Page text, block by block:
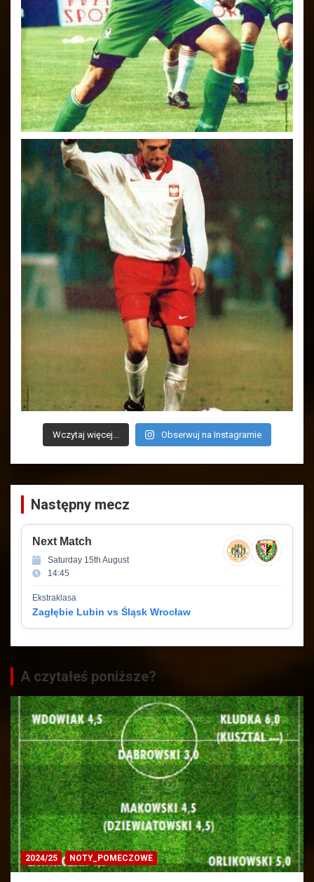
Wczytaj więcej... Obserwuj na Instagramie
Następny mecz
Next Match
Saturday 15th August
14:45
Ekstraklasa
Zagłębie Lubin vs Śląsk Wrocław
A czytałeś poniższe?
2024/25 NOTY_POMECZOWE